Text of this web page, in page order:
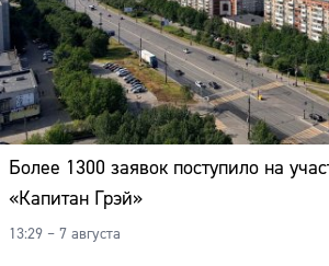
Более 1300 заявок поступило на
«Капитан Грэй»
13:29 – 7 августа